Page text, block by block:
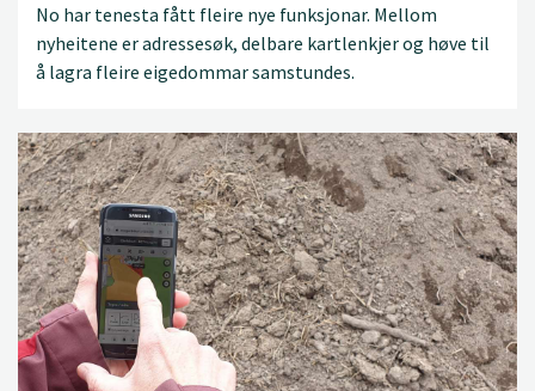
No har tenesta fått fleire nye funksjonar. Mellom
nyheitene er adressesøk, delbare kartlenkjer og høve til
å lagra fleire eigedommar samstundes.